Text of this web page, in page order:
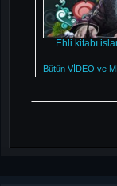
Ehli kitabı
Bütün VİDEO ve